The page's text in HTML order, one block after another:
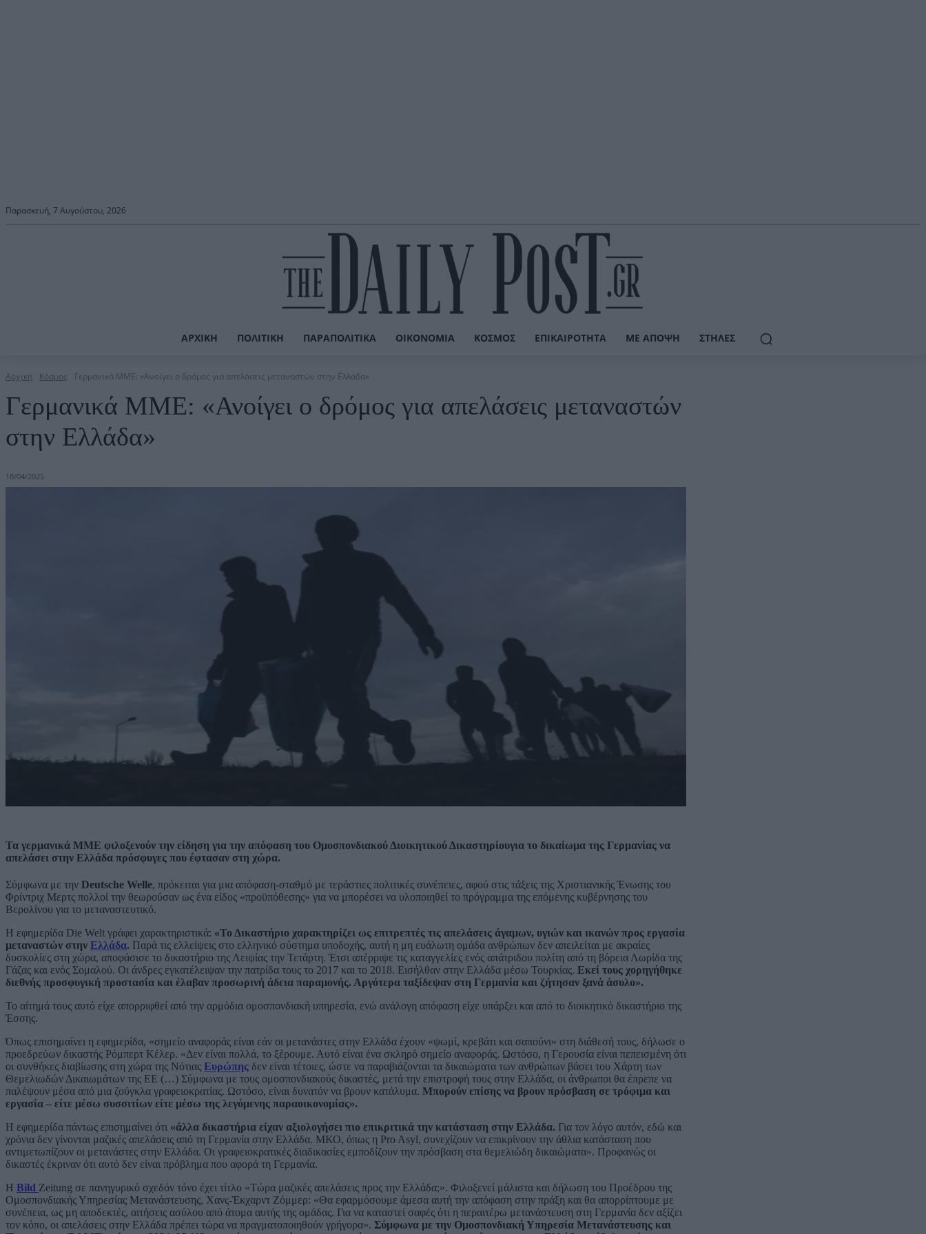
Παρασκευή, 7 Αυγούστου, 2026
ΑΡΧΙΚΉ ΠΟΛΙΤΙΚΉ ΠΑΡΑΠΟΛΙΤΙΚΆ ΟΙΚΟΝΟΜΊΑ ΚΌΣΜΟΣ ΕΠΙΚΑΙΡΌΤΗΤΑ ΜΕ ΆΠΟΨΗ ΣΤΉΛΕΣ
Αρχική Κόσμος Γερμανικά ΜΜΕ: «Ανοίγει ο δρόμος για απελάσεις μεταναστών στην Ελλάδα»
Γερμανικά ΜΜΕ: «Ανοίγει ο δρόμος για απελάσεις μεταναστών
στην Ελλάδα»
18/04/2025
Τα γερμανικά ΜΜΕ φιλοξενούν την είδηση για την απόφαση του Ομοσπονδιακού Διοικητικού Δικαστηρίουγια το δικαίωμα της Γερμανίας να
απελάσει στην Ελλάδα πρόσφυγες που έφτασαν στη χώρα.
Σύμφωνα με την Deutsche Welle, πρόκειται για μια απόφαση-σταθμό με τεράστιες πολιτικές συνέπειες, αφού στις τάξεις της Χριστιανικής Ένωσης του
Φρίντριχ Μερτς πολλοί την θεωρούσαν ως ένα είδος «προϋπόθεσης» για να μπορέσει να υλοποιηθεί το πρόγραμμα της επόμενης κυβέρνησης του
Βερολίνου για το μεταναστευτικό.
Η εφημερίδα Die Welt γράφει χαρακτηριστικά: «Το Δικαστήριο χαρακτηρίζει ως επιτρεπτές τις απελάσεις άγαμων, υγιών και ικανών προς εργασία
μεταναστών στην Ελλάδα. Παρά τις ελλείψεις στο ελληνικό σύστημα υποδοχής, αυτή η μη ευάλωτη ομάδα ανθρώπων δεν απειλείται με ακραίες
δυσκολίες στη χώρα, αποφάσισε το δικαστήριο της Λειψίας την Τετάρτη. Έτσι απέρριψε τις καταγγελίες ενός απάτριδου πολίτη από τη βόρεια Λωρίδα της
Γάζας και ενός Σομαλού. Οι άνδρες εγκατέλειψαν την πατρίδα τους το 2017 και το 2018. Εισήλθαν στην Ελλάδα μέσω Τουρκίας. Εκεί τους χορηγήθηκε
διεθνής προσφυγική προστασία και έλαβαν προσωρινή άδεια παραμονής. Αργότερα ταξίδεψαν στη Γερμανία και ζήτησαν ξανά άσυλο».
Το αίτημά τους αυτό είχε απορριφθεί από την αρμόδια ομοσπονδιακή υπηρεσία, ενώ ανάλογη απόφαση είχε υπάρξει και από το διοικητικό δικαστήριο της
Έσσης.
Όπως επισημαίνει η εφημερίδα, «σημείο αναφοράς είναι εάν οι μετανάστες στην Ελλάδα έχουν «ψωμί, κρεβάτι και σαπούνι» στη διάθεσή τους, δήλωσε ο
προεδρεύων δικαστής Ρόμπερτ Κέλερ. «Δεν είναι πολλά, το ξέρουμε. Αυτό είναι ένα σκληρό σημείο αναφοράς. Ωστόσο, η Γερουσία είναι πεπεισμένη ότι
οι συνθήκες διαβίωσης στη χώρα της Νότιας Ευρώπης δεν είναι τέτοιες, ώστε να παραβιάζονται τα δικαιώματα των ανθρώπων βάσει του Χάρτη των
Θεμελιωδών Δικαιωμάτων της ΕΕ (…) Σύμφωνα με τους ομοσπονδιακούς δικαστές, μετά την επιστροφή τους στην Ελλάδα, οι άνθρωποι θα έπρεπε να
παλέψουν μέσα από μια ζούγκλα γραφειοκρατίας. Ωστόσο, είναι δυνατόν να βρουν κατάλυμα. Μπορούν επίσης να βρουν πρόσβαση σε τρόφιμα και
εργασία – είτε μέσω συσσιτίων είτε μέσω της λεγόμενης παραοικονομίας».
Η εφημερίδα πάντως επισημαίνει ότι «άλλα δικαστήρια είχαν αξιολογήσει πιο επικριτικά την κατάσταση στην Ελλάδα. Για τον λόγο αυτόν, εδώ και
χρόνια δεν γίνονται μαζικές απελάσεις από τη Γερμανία στην Ελλάδα. ΜΚΟ, όπως η Pro Asyl, συνεχίζουν να επικρίνουν την άθλια κατάσταση που
αντιμετωπίζουν οι μετανάστες στην Ελλάδα. Οι γραφειοκρατικές διαδικασίες εμποδίζουν την πρόσβαση στα θεμελιώδη δικαιώματα». Προφανώς οι
δικαστές έκριναν ότι αυτό δεν είναι πρόβλημα που αφορά τη Γερμανία.
H Bild Zeitung σε πανηγυρικό σχεδόν τόνο έχει τίτλο «Τώρα μαζικές απελάσεις προς την Ελλάδα;». Φιλοξενεί μάλιστα και δήλωση του Προέδρου της
Ομοσπονδιακής Υπηρεσίας Μετανάστευσης, Χανς-Έκχαρντ Ζόμμερ: «Θα εφαρμόσουμε άμεσα αυτή την απόφαση στην πράξη και θα απορρίπτουμε με
συνέπεια, ως μη αποδεκτές, αιτήσεις ασύλου από άτομα αυτής της ομάδας. Για να καταστεί σαφές ότι η περαιτέρω μετανάστευση στη Γερμανία δεν αξίζει
τον κόπο, οι απελάσεις στην Ελλάδα πρέπει τώρα να πραγματοποιηθούν γρήγορα». Σύμφωνα με την Ομοσπονδιακή Υπηρεσία Μετανάστευσης και